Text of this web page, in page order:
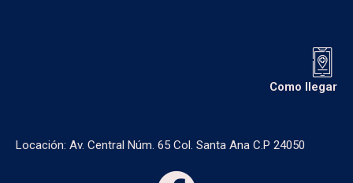
Como llegar
Locación: Av. Central Núm. 65 Col. Santa Ana C.P 24050